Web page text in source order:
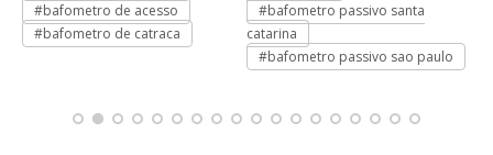
#bafometro de acesso
#bafometro de catraca
#bafometro passivo santa
catarina
#bafometro passivo sao paulo